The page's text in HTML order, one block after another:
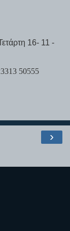
16- 11 -
50555
›